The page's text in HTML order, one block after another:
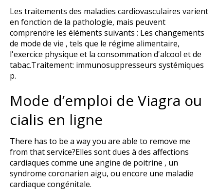
Les traitements des maladies cardiovasculaires varient
en fonction de la pathologie, mais peuvent
comprendre les éléments suivants : Les changements
de mode de vie , tels que le régime alimentaire,
l'exercice physique et la consommation d'alcool et de
tabac.Traitement: immunosuppresseurs systémiques
p.
Mode d’emploi de Viagra ou
cialis en ligne
There has to be a way you are able to remove me
from that service?Elles sont dues à des affections
cardiaques comme une angine de poitrine , un
syndrome coronarien aigu, ou encore une maladie
cardiaque congénitale.